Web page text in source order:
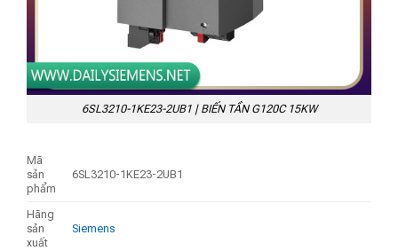
6SL3210-1KE23-2UB1 | BIẾN TẦN G120C 15KW
Mã
sản
phẩm
6SL3210-1KE23-2UB1
Hãng
sản
xuất
Siemens